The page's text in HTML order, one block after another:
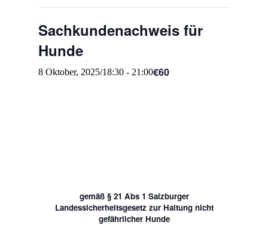
Sachkundenachweis für
Hunde
8 Oktober, 2025/18:30 - 21:00€60
gemäß § 21 Abs 1 Salzburger
Landessicherheitsgesetz zur Haltung nicht
gefährlicher Hunde